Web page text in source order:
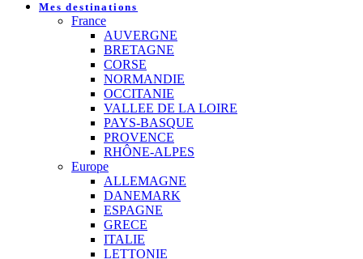
Mes destinations
France
AUVERGNE
BRETAGNE
CORSE
NORMANDIE
OCCITANIE
VALLEE DE LA LOIRE
PAYS-BASQUE
PROVENCE
RHÔNE-ALPES
Europe
ALLEMAGNE
DANEMARK
ESPAGNE
GRECE
ITALIE
LETTONIE